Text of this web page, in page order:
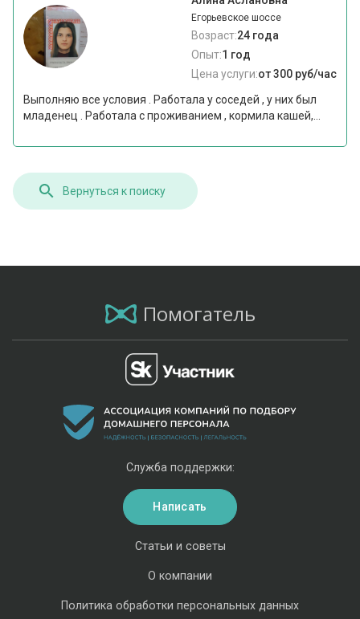
Егорьевское шоссе
Возраст:24 года
Опыт:1 год
Цена услуги:от 300 руб/час
Выполняю все условия . Работала у соседей , у них был
младенец . Работала с проживанием , кормила кашей,...
Вернуться к поиску
Помогатель
Статьи и советы
О компании
Политика обработки персональных данных
Служба поддержки:
Написать